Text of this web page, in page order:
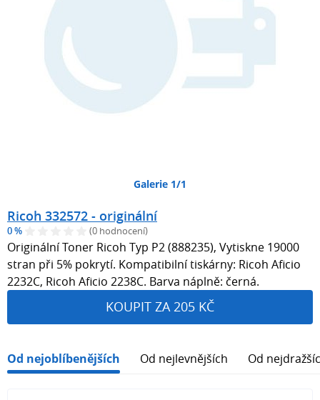
Galerie 1/1
Ricoh 332572 - originální
0 % (0 hodnocení)
Originální Toner Ricoh Typ P2 (888235), Vytiskne 19000
stran při 5% pokrytí. Kompatibilní tiskárny: Ricoh Aficio
2232C, Ricoh Aficio 2238C. Barva náplně: černá.
KOUPIT ZA 205 KČ
Od nejoblíbenějších Od nejlevnějších Od